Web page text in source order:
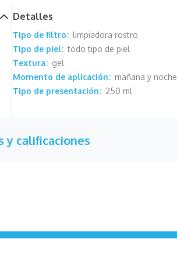
Detalles
Tipo de filtro
limpiadora rostro
Tipo de piel
todo tipo de piel
Textura
gel
Momento de aplicación
mañana y noche
Tipo de presentación
250 ml
y calificaciones